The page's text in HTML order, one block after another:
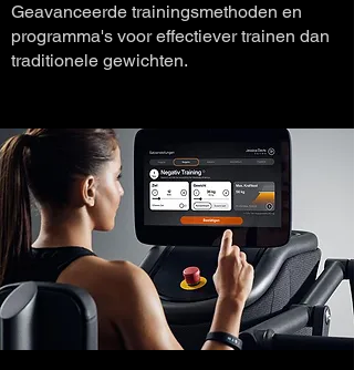
Geavanceerde trainingsmethoden en
programma's voor effectiever trainen dan
traditionele gewichten.